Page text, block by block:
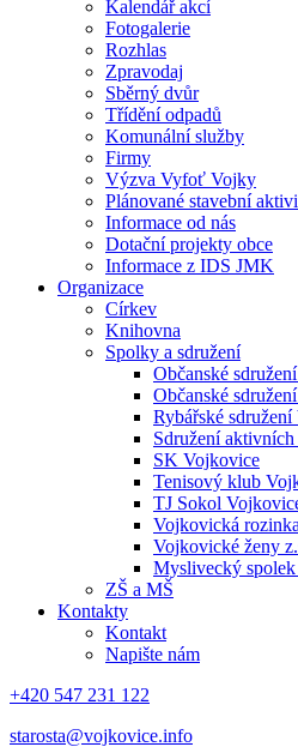
Kalendář akcí
Fotogalerie
Rozhlas
Zpravodaj
Sběrný dvůr
Třídění odpadů
Komunální služby
Firmy
Výzva Vyfoť Vojky
Plánované stavební
Informace od nás
Dotační projekty obce
Informace z IDS JMK
Organizace
Církev
Knihovna
Spolky a sdružení
Občanské
Občanské
Rybářské
Sdružení
SK Vojkovice
Tenisový klub
TJ Sokol
Vojkovická
Vojkovické ženy
Myslivecký
ZŠ a MŠ
Kontakty
Kontakt
Napište nám
+420 547 231 122
starosta@vojkovice.info